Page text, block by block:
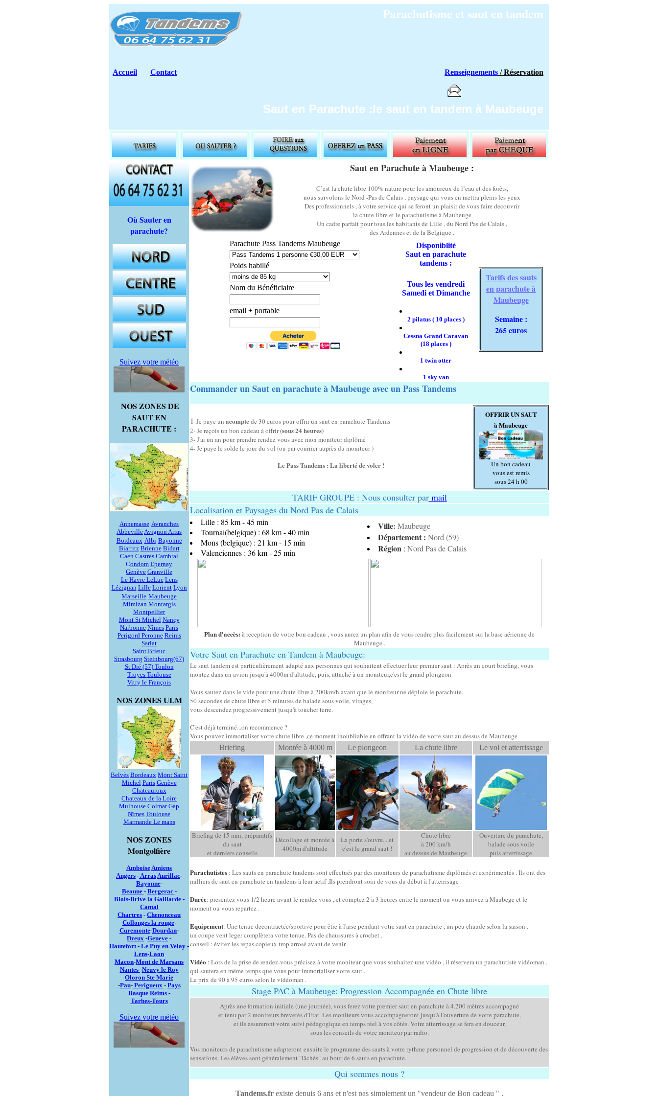
Parachutisme et saut en tandem
Accueil Contact Renseignements / Réservation
Saut en Parachute :le saut en tandem à Maubeuge
Où Sauter en
parachute?
Suivez votre météo
NOS ZONES DE
SAUT EN
PARACHUTE :
Annemasse Avranches
AbbevilleAvignon Arras
Bordeaux Albi Bayonne
Biarritz Brienne Bidart
Caen Castres Cambrai
Condom Epernay
Genève Granville
Le Havre LeLuc Lens
Lézignan Lille Lorient Lyon
Marseille Maubeuge
Mimizan Montargis
Montpellier
Mont St Michel Nancy
Narbonne Nîmes Paris
Perigord Peronne Reims
Sarlat
Saint Brieuc
Strasbourg Steinbourg(67)
St Dié (57) Toulon
Troyes Toulouse
Vitry le François
NOS ZONES ULM
Belvès Bordeaux Mont Saint
Michel Paris Genève
Chateauroux
Chateaux de la Loire
Mulhouse Colmar Gap
Nîmes Toulouse
Marmande Le mans
NOS ZONES
Montgolfière
AmboiseAmiens
Angers -ArrasAurillac-
Bayonne-
Beaune - Bergerac -
Blois-Brive la Gaillarde-
Cantal
Chartres - Chenonceau
Collonges la rouge-
Curemonte-Dourdan-
Dreux -Geneve -
Hautefort- Le Puy en Velay -
Lens-Laon
Macon-Mont de Marsans
Nantes -Neuvy le Roy
Oloron Ste Marie
-Pau- Perigueux - Pays
Basque Reims -
Tarbes-Tours
Suivez votre météo
Saut en Parachute à Maubeuge :
C’est la chute libre 100% nature pour les amoureux de l’eau et des forêts,
nous survolons le Nord -Pas de Calais , paysage qui vous en mettra pleins les yeux
Des professionnels , à votre service qui se feront un plaisir de vous faire decouvrir
la chute libre et le parachutisme à Maubeuge
Un cadre parfait pour tous les habitants de Lille , du Nord Pas de Calais ,
des Ardennes et de la Belgique .
Parachute Pass Tandems Maubeuge
Poids habillé
Nom du Bénéficiaire
email + portable
Disponiblité
Saut en parachute
tandems :
Tarifs des sauts
en parachute à
Maubeuge
Semaine :
265 euros
Tous les vendredi
Samedi et Dimanche
2 pilatus ( 10 places )
Cessna Grand Caravan
(18 places )
1 twin otter
1 sky van
Commander un Saut en parachute à Maubeuge avec unPass Tandems
1-Je paye un acomptede 30 euros pour offrir un saut en parachute Tandems
2- Je reçois un bon cadeau à offrir(sous 24 heures)
3- J'ai un an pour prendre rendez vous avec mon moniteur diplômé
4- Je paye le solde le jour du vol (ou par courrier auprès du moniteur )
Le Pass Tandems : La liberté de voler !
OFFRIR UN SAUT
à Maubeuge
Un bon cadeau
vous est remis
sous 24 h 00
TARIF GROUPE : Nous consulter parmail
Localisation et Paysages du Nord Pas de Calais
Lille : 85 km - 45 min
Tournai(belgique) : 68 km - 40 min
Mons (belgique) : 21 km - 15 min
Valenciennes : 36 km - 25 min
Ville: Maubeuge
Département : Nord (59)
Région : Nord Pas de Calais
Plan d'accès: à reception de votre bon cadeau , vous aurez un plan afin de vous rendre plus facilement sur la base aérienne de
Maubeuge .
Votre Saut en Parachute en Tandem à Maubeuge:
Le saut tandem est particulièrement adapté aux personnes qui souhaitent effectuer leur premier saut : Après un court briefing, vous
montez dans un avion jusqu'à 4000m d'altitude, puis, attaché à un moniteur,c'est le grand plongeon
Vous sautez dans le vide pour une chute libre à 200km/h avant que le moniteur ne déploie le parachute.
50 secondes de chute libre et 5 minutes de balade sous voile, virages,
vous descendez progressivement jusqu'à toucher terre.
C'est déjà terminé...on recommence ?
Vous pouvez immortaliser votre chute libre ,ce moment inoubliable en offrant la vidéo de votre saut au dessus de Maubeuge
Briefing Montée à 4000 m Le plongeon La chute libre Le vol et atterrissage
Briefing de 15 min, préparatifs
du saut
et derniers conseils
Décollage et montée à
4000m d'altitude
La porte s'ouvre... et
c'est le grand saut !
Chute libre
à 200 km/h
au dessus de Maubeuge
Ouverture du parachute,
balade sous voile
puis atterrissage
Parachutistes : Les sauts en parachute tandems sont effectués par des moniteurs de parachutisme diplômés et expérimentés . Ils ont des
milliers de saut en parachute en tandems à leur actif .Ils prendront soin de vous du début à l'atterrisage
Durée: presentez vous 1/2 heure avant le rendez vous , et comptez 2 à 3 heures entre le moment ou vous arrivez à Maubege et le
moment ou vous repartez .
Equipement: Une tenue decontractée/sportive pour être à l'aise pendant votre saut en parachute , un peu chaude selon la saison .
un coupe vent leger complètera votre tenue.Pas de chaussures à crochet .
conseil : évitez les repas copieux trop arrosé avant de venir .
Vidéo : Lors de la prise de rendez-vous précisez à votre moniteur que vous souhaitez une vidéo , il réservera un parachutiste vidéoman ,
qui sautera en même temps que vous pour immortaliser votre saut .
Le prix de 90 à 95 euros selon le vidéoman .
Stage PAC à Maubeuge: Progression Accompagnée en Chute libre
Après une formation initiale (une journée), vous ferez votre premier saut en parachute à 4.200 mètres accompagné
et tenu par 2 moniteurs brevetés d'État. Les moniteurs vous accompagneront jusqu'à l'ouverture de votre parachute,
et ils assureront votre suivi pédagogique en temps réel à vos côtés. Votre atterrissage se fera en douceur,
sous les conseils de votre moniteur par radio.
Vos moniteurs de parachutisme adapteront ensuite le programme des sauts à votre rythme personnel de progression et de découverte des
sensations. Les élèves sont généralement "lâchés" au bout de 6 sauts en parachute.
Qui sommes nous ?
Tandems.fr existe depuis 6 ans et n'est pas simplement un "vendeur de Bon cadeau " ,